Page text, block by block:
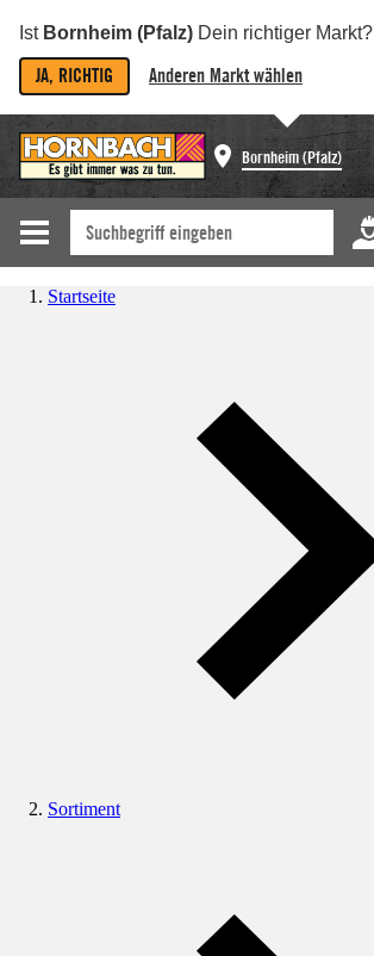
Ist Bornheim (Pfalz) Dein richtiger Markt?
JA, RICHTIG Anderen Markt wählen
Bornheim (Pfalz)
Startseite
Sortiment